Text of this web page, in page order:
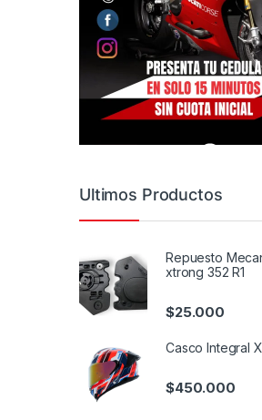
Ultimos Productos
Repuesto
xtrong 352 R1
$25.000
Casco Integral
$450.000